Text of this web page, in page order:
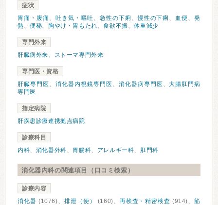
症状
胃痛・腹痛 、 吐き気・嘔吐、 急性の下痢 、慢性の下痢 、 血便、発
熱、便秘、 胸やけ・胃もたれ、食欲不振 、体重減少
専門外来
肝臓病外来、 ストーマ専門外来
専門医・資格
肝臓専門医 、 消化器内視鏡専門医 、 消化器病専門医 、大腸肛門病
専門医
指定病院
肝疾患診療連携拠点病院
診療科目
内科、 消化器外科、 胃腸科、 アレルギー科、 肛門科
消化器内科の関連項目（口コミ検索）
診療内容
消化器 (1076)、 排泄（便） (160)、再検査・精密検査 (914)、筋